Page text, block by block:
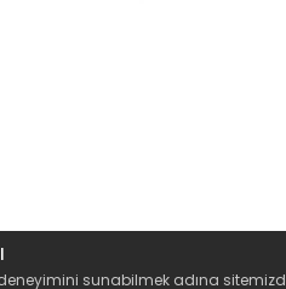
deneyimini sunabilmek adına